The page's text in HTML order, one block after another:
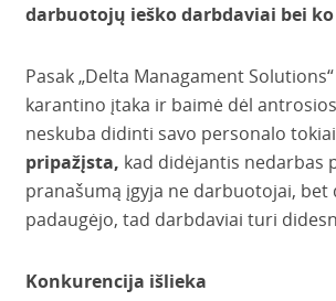
darbuotojų ieško darbdaviai bei
Pasak „Delta Managament
karantino įtaka ir baimė dėl
neskuba didinti savo personalo
pripažįsta, kad didėjantis nedarbas
pranašumą įgyja ne darbuotojai,
padaugėjo, tad darbdaviai turi
Konkurencija išlieka